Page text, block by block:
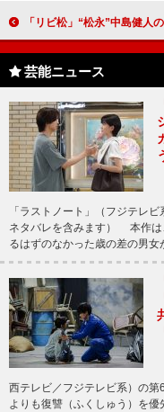
「リビ松」“松永”中島健人の“元カノ”若月佑美の登場に波紋 「どのドラマも元カノって嫌」「
芸能ニュース
「ラストノート」（フジテレ
ネタバレを含みます） 本作は
るはずのなかった歳の差の男
西テレビ／フジテレビ系）の
よりも復讐（ふくしゅう）を